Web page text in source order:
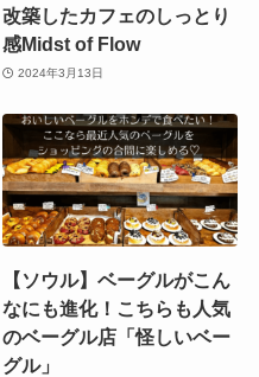
改築したカフェのしっとり
感Midst of Flow
2024年3月13日
【ソウル】ベーグルがこん
なにも進化！こちらも人気
のベーグル店「怪しいベー
グル」